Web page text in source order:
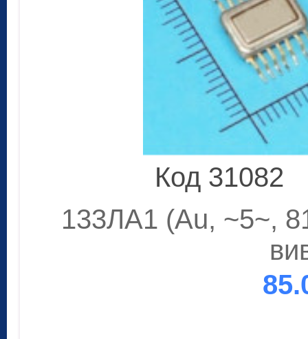
Код 31082
133ЛА1 (Au, ~5~,